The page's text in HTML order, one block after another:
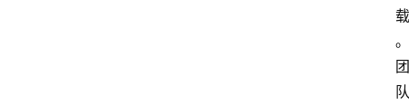
载
。
团
队